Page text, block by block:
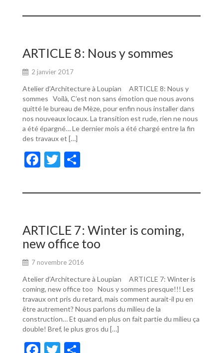
e
o
o
k
itt ta
er
ARTICLE 8: Nous y sommes
2 janvier 2017
Atelier d’Architecture à Loupian ARTICLE 8: Nous y
sommes Voilà, C’est non sans émotion que nous avons
quitté le bureau de Mèze, pour enfin nous installer dans
nos nouveaux locaux. La transition est rude, rien ne nous
a été épargné… Le dernier mois a été chargé entre la fin
des travaux et […]
F
e
o
o
k
T
itt ta
er
ARTICLE 7: Winter is coming,
new office too
7 novembre 2016
Atelier d’Architecture à Loupian ARTICLE 7: Winter is
coming, new office too Nous y sommes presque!!! Les
travaux ont pris du retard, mais comment aurait-il pu en
être autrement? Nous parlons du milieu de la
construction… Et quand en plus on fait partie du milieu ça
double! Bref, le plus gros du […]